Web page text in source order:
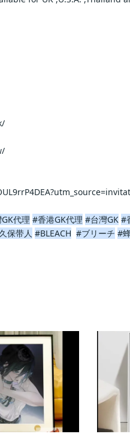
代理 #香港GK代理 #台灣GK #
保带人 #BLEACH #ブリーチ #